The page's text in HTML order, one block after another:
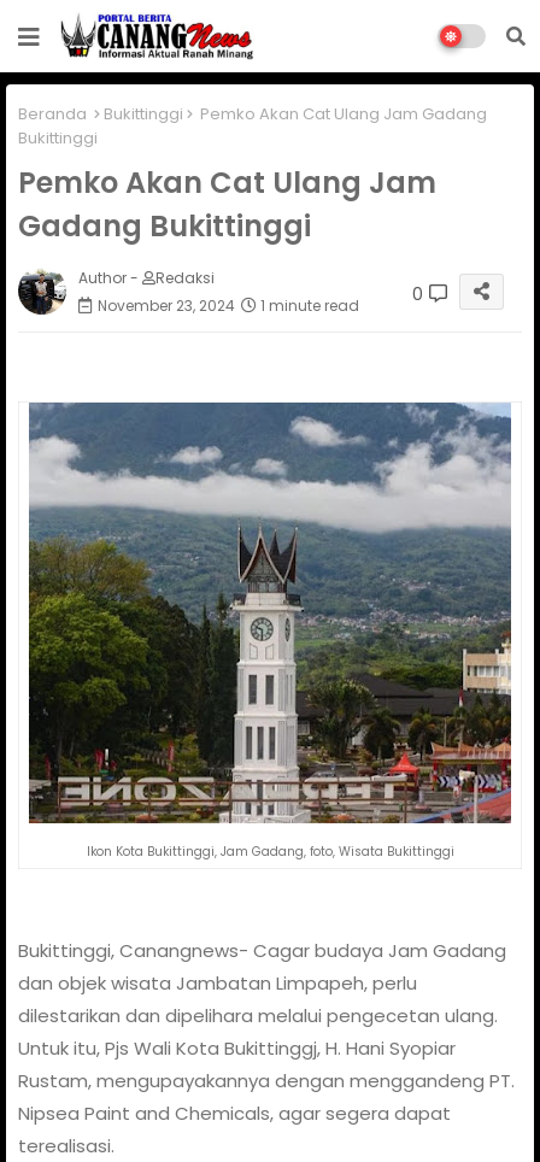
Beranda Bukittinggi
Pemko Akan Cat Ulang Jam Gadang
Bukittinggi
Pemko Akan Cat Ulang Jam
Gadang Bukittinggi
Author -
Redaksi
November 23, 2024
1 minute read 0
Ikon Kota Bukittinggi, Jam Gadang, foto, Wisata Bukittinggi
Bukittinggi, Canangnews- Cagar budaya Jam Gadang
dan objek wisata Jambatan Limpapeh, perlu
dilestarikan dan dipelihara melalui pengecetan ulang.
Untuk itu, Pjs Wali Kota Bukittinggj, H. Hani Syopiar
Rustam, mengupayakannya dengan menggandeng PT.
Nipsea Paint and Chemicals, agar segera dapat
terealisasi.